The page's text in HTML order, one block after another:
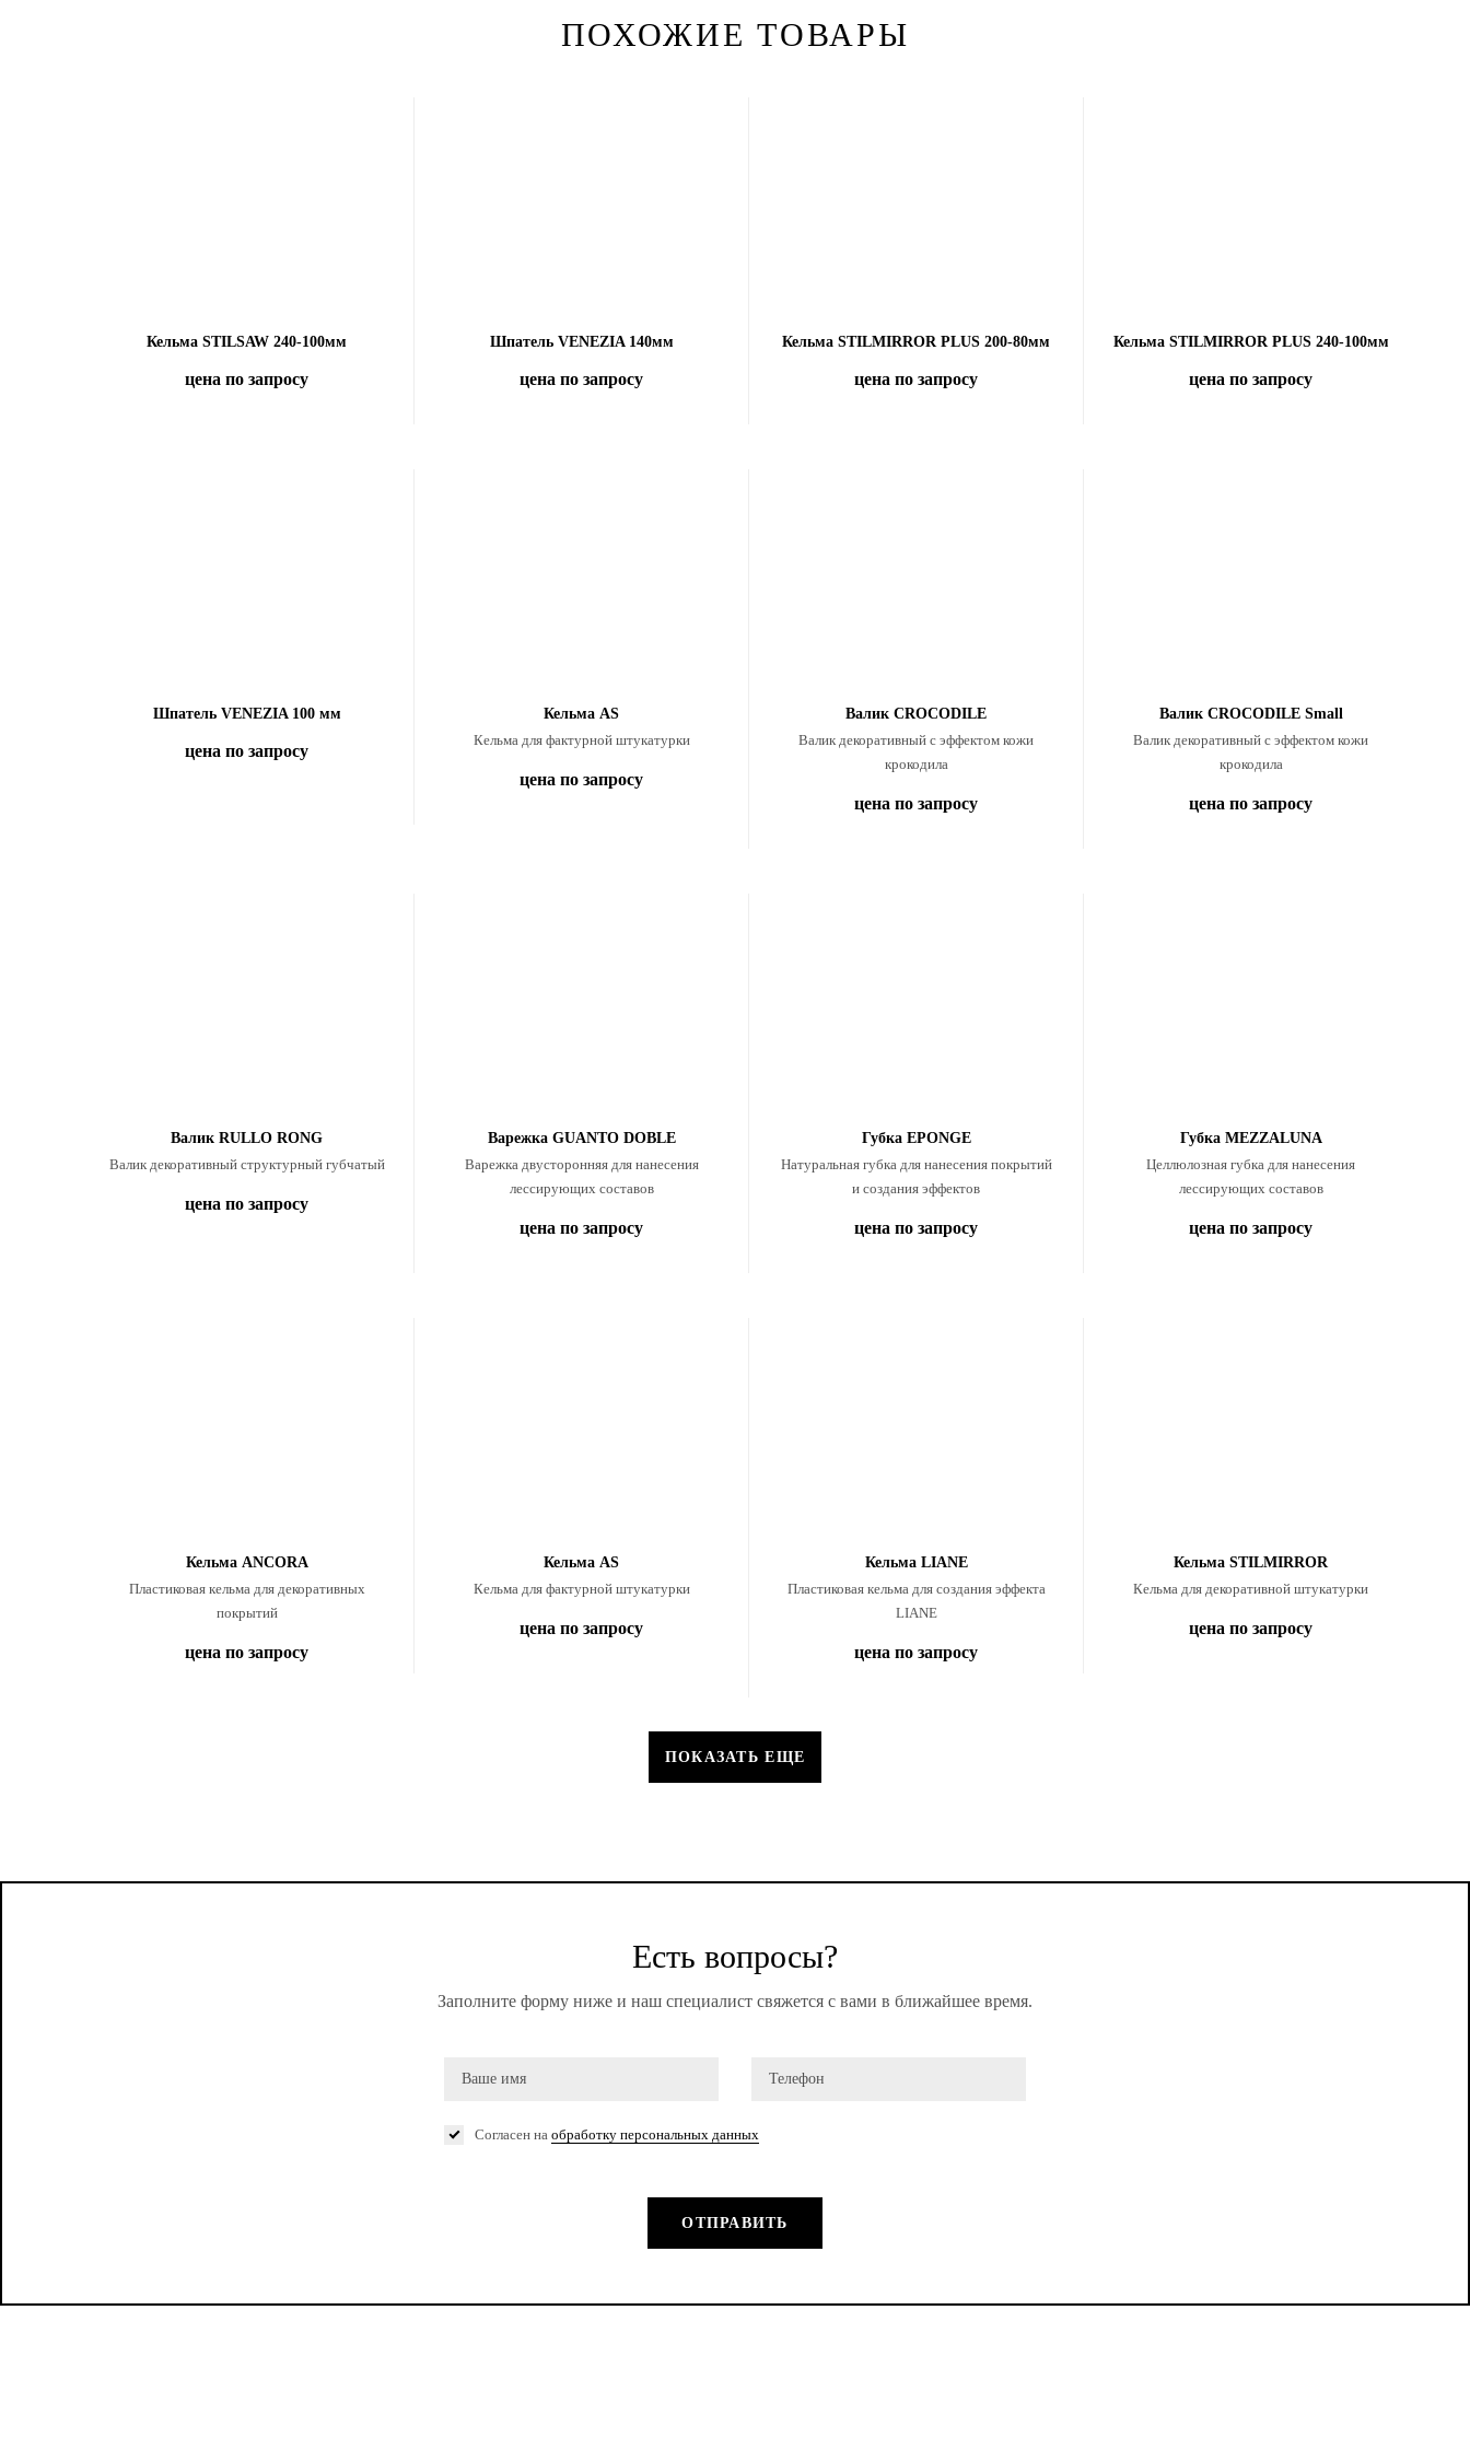
ПОХОЖИЕ ТОВАРЫ
Кельма STILSAW 240-100мм
цена по запросу
Шпатель VENEZIA 140мм
цена по запросу
Кельма STILMIRROR PLUS 200-80мм
цена по запросу
Кельма STILMIRROR PLUS 240-100мм
цена по запросу
Шпатель VENEZIA 100 мм
цена по запросу
Кельма AS
Кельма для фактурной штукатурки
цена по запросу
Валик CROCODILE
Валик декоративный с эффектом кожи
крокодила
цена по запросу
Валик CROCODILE Small
Валик декоративный с эффектом кожи
крокодила
цена по запросу
Валик RULLO RONG
Валик декоративный структурный губчатый
цена по запросу
Варежка GUANTO DOBLE
Варежка двусторонняя для нанесения
лессирующих составов
цена по запросу
Губка EPONGE
Натуральная губка для нанесения покрытий
и создания эффектов
цена по запросу
Губка MEZZALUNA
Целлюлозная губка для нанесения
лессирующих составов
цена по запросу
Кельма ANCORA
Пластиковая кельма для декоративных
покрытий
цена по запросу
Кельма AS
Кельма для фактурной штукатурки
цена по запросу
Кельма LIANE
Пластиковая кельма для создания эффекта
LIANE
цена по запросу
Кельма STILMIRROR
Кельма для декоративной штукатурки
цена по запросу
ПОКАЗАТЬ ЕЩЕ
Есть вопросы?
Заполните форму ниже и наш специалист свяжется с вами в ближайшее время.
Согласен на обработку персональных данных
ОТПРАВИТЬ